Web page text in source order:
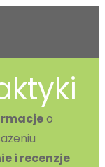
o
i recenzje